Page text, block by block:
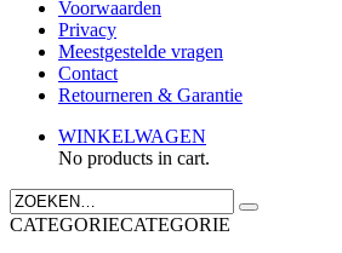
Voorwaarden
Privacy
Meestgestelde vragen
Contact
Retourneren & Garantie
WINKELWAGEN
No products in cart.
CATEGORIECATEGORIE